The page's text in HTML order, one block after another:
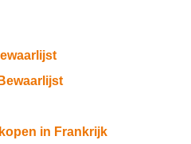
in Frankrijk